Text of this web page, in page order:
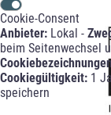
Cookie-Consent
Anbieter: Lokal -
beim Seitenwechsel
Cookiegültigkeit: 1
speichern